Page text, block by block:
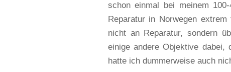
schon einmal bei meinem
Reparatur in Norwegen
nicht an Reparatur, sondern
einige andere Objektive dabei,
hatte ich dummerweise auch